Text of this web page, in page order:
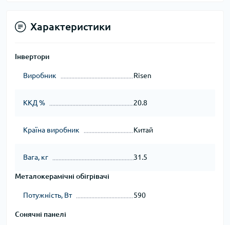
Характеристики
Інвертори
Виробник Risen
ККД % 20.8
Країна виробник Китай
Вага, кг 31.5
Металокерамічні обігрівачі
Потужність, Вт 590
Сонячні панелі